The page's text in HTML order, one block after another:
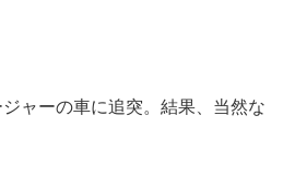
ャーの車に追突。結果、当然な